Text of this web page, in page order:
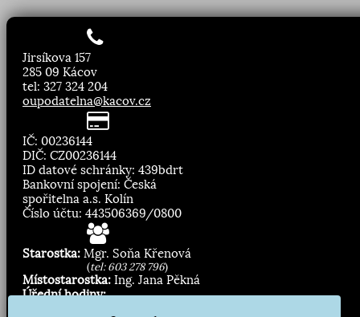
Jirsíkova 157
285 09 Kácov
tel: 327 324 204
oupodatelna@kacov.cz
IČ: 00236144
DIČ: CZ00236144
ID datové schránky: 439bdrt
Bankovní spojení: Česká
spořitelna a.s. Kolín
Číslo účtu: 443506369/0800
Starostka: Mgr. Soňa Křenová
(tel: 603 278 796)
Místostarostka: Ing. Jana Pěkná
Úřední hodiny: